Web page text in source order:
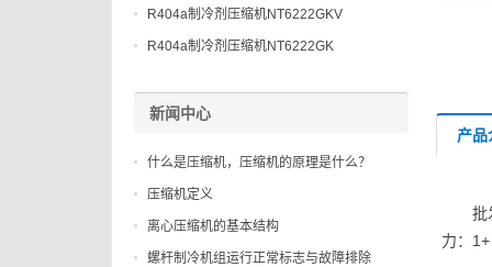
产品
批
力：
R404a制冷剂压缩机NT6222GKV
R404a制冷剂压缩机NT6222GK
新闻中心
什么是压缩机，压缩机的原理是什么？
压缩机定义
离心压缩机的基本结构
螺杆制冷机组运行正常标志与故障排除